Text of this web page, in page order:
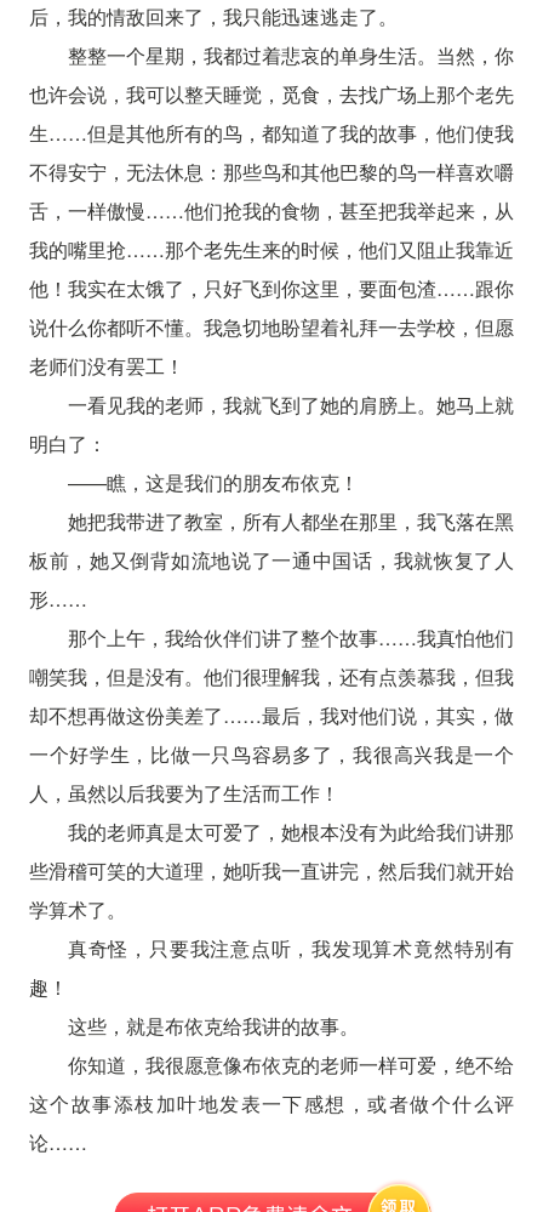
后，我的情敌回来了，我只能迅速逃走了。
整整一个星期，我都过着悲哀的单身生活。当然，你
也许会说，我可以整天睡觉，觅食，去找广场上那个老先
生……但是其他所有的鸟，都知道了我的故事，他们使我
不得安宁，无法休息：那些鸟和其他巴黎的鸟一样喜欢嚼
舌，一样傲慢……他们抢我的食物，甚至把我举起来，从
我的嘴里抢……那个老先生来的时候，他们又阻止我靠近
他！我实在太饿了，只好飞到你这里，要面包渣……跟你
说什么你都听不懂。我急切地盼望着礼拜一去学校，但愿
老师们没有罢工！
一看见我的老师，我就飞到了她的肩膀上。她马上就
明白了：
——瞧，这是我们的朋友布依克！
她把我带进了教室，所有人都坐在那里，我飞落在黑
板前，她又倒背如流地说了一通中国话，我就恢复了人
形……
那个上午，我给伙伴们讲了整个故事……我真怕他们
嘲笑我，但是没有。他们很理解我，还有点羡慕我，但我
却不想再做这份美差了……最后，我对他们说，其实，做
一个好学生，比做一只鸟容易多了，我很高兴我是一个
人，虽然以后我要为了生活而工作！
我的老师真是太可爱了，她根本没有为此给我们讲那
些滑稽可笑的大道理，她听我一直讲完，然后我们就开始
学算术了。
真奇怪，只要我注意点听，我发现算术竟然特别有
趣！
这些，就是布依克给我讲的故事。
你知道，我很愿意像布依克的老师一样可爱，绝不给
这个故事添枝加叶地发表一下感想，或者做个什么评
论……